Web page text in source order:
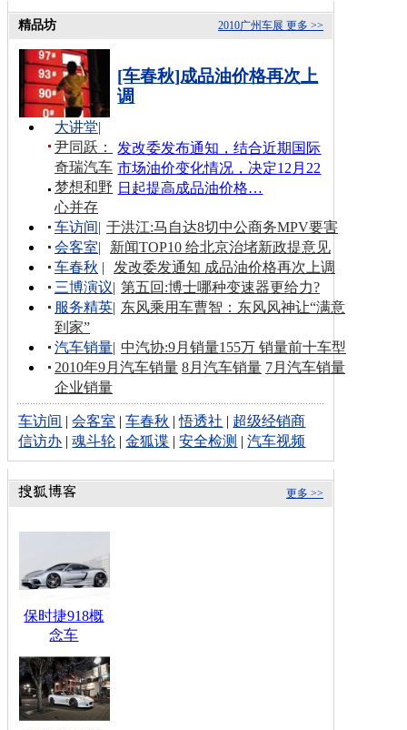
更多 >>
2010广州车展
精品坊
[车春秋]成品油价格再次上
调
发改委发布通知，结合近期国际
市场油价变化情况，决定12月22
日起提高成品油价格…
大讲堂|
尹同跃：
奇瑞汽车
梦想和野
心并存
车访间| 于洪江:马自达8切中公商务MPV要害
会客室|
新闻TOP10 给北京治堵新政提意见
车春秋 |
发改委发通知 成品油价格再次上调
三博演议| 第五回:博士哪种变速器更给力?
服务精英| 东风乘用车曹智：东风风神让“满意
到家”
汽车销量| 中汽协:9月销量155万 销量前十车型
2010年9月汽车销量 8月汽车销量 7月汽车销量
企业销量
车访间 |会客室 |车春秋 |悟透社 | 超级经销商
信访办 |魂斗轮 |金狐谍 |安全检测 |汽车视频
更多 >>
保时捷918概
念车